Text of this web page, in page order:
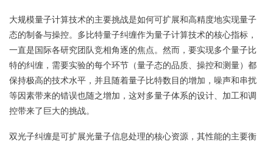
大规模量子计算技术的主要挑战是如何可扩展和高精度地实现量子
态的制备与操控。多比特量子纠缠作为量子计算技术的核心指标，
一直是国际各研究团队竞相角逐的焦点。然而，要实现多个量子比
特的纠缠，需要实验的每个环节（量子态的品质、操控和测量）都
保持极高的技术水平，并且随着量子比特数目的增加，噪声和串扰
等因素带来的错误也随之增加，这对多量子体系的设计、加工和调
控带来了巨大的挑战。
双光子纠缠是可扩展光量子信息处理的核心资源，其性能的主要衡